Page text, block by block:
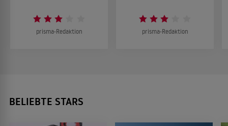
prisma-Redaktion prisma-Redaktion
BELIEBTE STARS